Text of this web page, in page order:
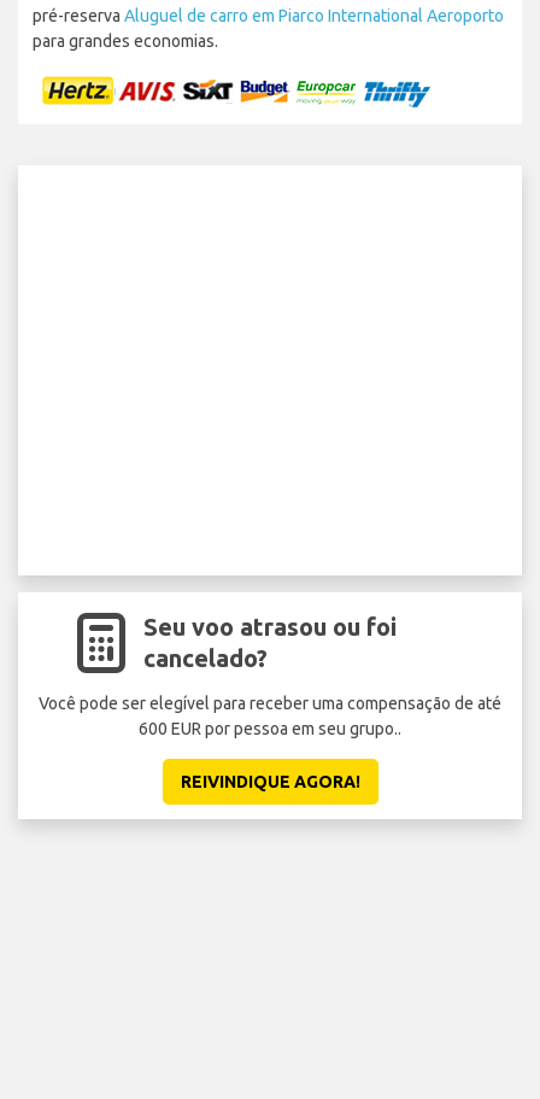
pré-reserva Aluguel de carro em Piarco International Aeroporto
para grandes economias.
Seu voo atrasou ou foi
cancelado?
Você pode ser elegível para receber uma compensação de até
600 EUR por pessoa em seu grupo..
REIVINDIQUE AGORA!